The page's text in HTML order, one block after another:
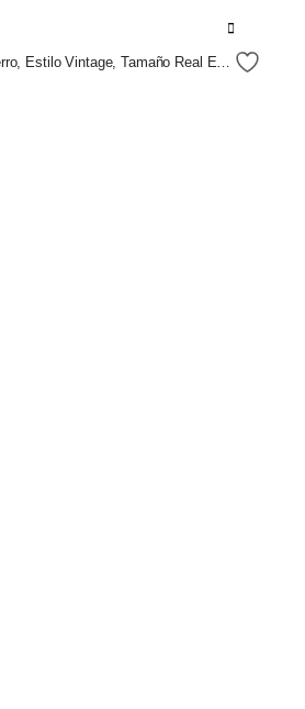
Bicicleta Decorativa Hierro, Estilo Vintage, Tamaño Real Envejecido